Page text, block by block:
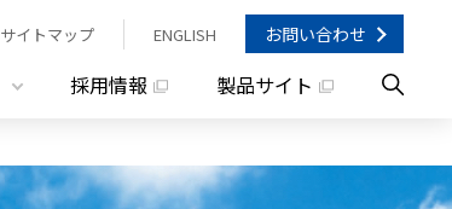
サイトマップ ENGLISH お問い合わせ
採用情報 製品サイト